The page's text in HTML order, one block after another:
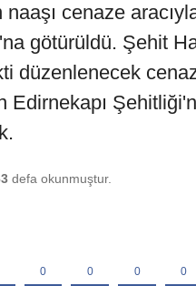
naaşı cenaze
götürüldü. Şehit
düzenlenecek
Edirnekapı
defa okunmuştur.